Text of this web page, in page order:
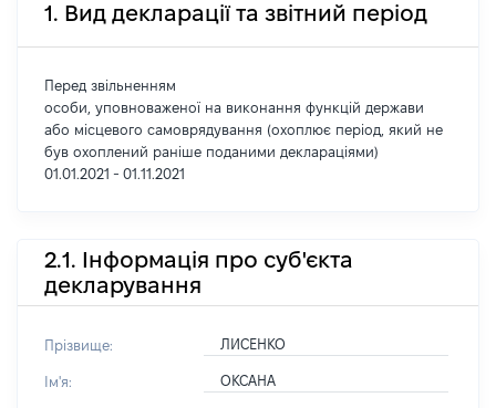
1. Вид декларації та звітний період
Перед звільненням
особи, уповноваженої на виконання функцій держави
або місцевого самоврядування (охоплює період, який не
був охоплений раніше поданими деклараціями)
01.01.2021 - 01.11.2021
2.1. Інформація про суб'єкта
декларування
Прізвище: ЛИСЕНКО
Ім'я: ОКСАНА